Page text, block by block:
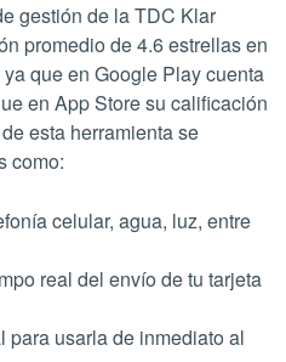
gestión de la TDC Klar
promedio de 4.6 estrellas en
que en Google Play cuenta
en App Store su calificación
esta herramienta se
como:
celular, agua, luz, entre
real del envío de tu tarjeta
para usarla de inmediato al